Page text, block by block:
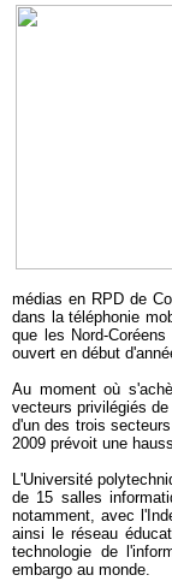
médias en RPD de
dans la téléphonie
que les Nord-
ouvert en début
Au moment où
vecteurs privilégiés
d'un des trois
2009 prévoit une
L'Université
de 15 salles
notamment, avec
ainsi le réseau
technologie de
embargo au monde.